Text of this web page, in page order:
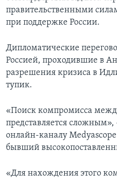
правительственными
при поддержке России.
Дипломатические
Россией, проходившие в
разрешения кризиса в
тупик.
«Поиск компромисса
представляется сложным»,
онлайн-каналу
бывший
«Для нахождения этого